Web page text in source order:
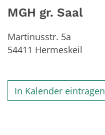
MGH gr. Saal
Martinusstr. 5a
54411 Hermeskeil
In Kalender eintragen